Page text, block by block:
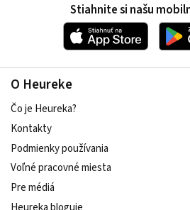
O Heureke
Čo je Heureka?
Kontakty
Podmienky používania
Voľné pracovné miesta
Pre médiá
Stiahnite si našu